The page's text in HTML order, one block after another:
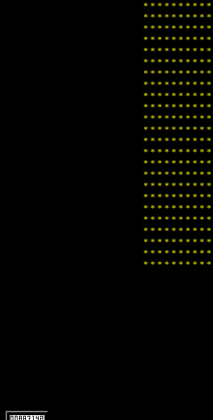
* * * * * * * * * *
* * * * * * * * * *
* * * * * * * * * *
* * * * * * * * * *
* * * * * * * * * *
* * * * * * * * * *
* * * * * * * * * *
* * * * * * * * * *
* * * * * * * * * *
* * * * * * * * * *
* * * * * * * * * *
* * * * * * * * * *
* * * * * * * * * *
* * * * * * * * * *
* * * * * * * * * *
* * * * * * * * * *
* * * * * * * * * *
* * * * * * * * * *
* * * * * * * * * *
* * * * * * * * * *
* * * * * * * * * *
* * * * * * * * * *
* * * * * * * * * *
* * * * * * * * * *